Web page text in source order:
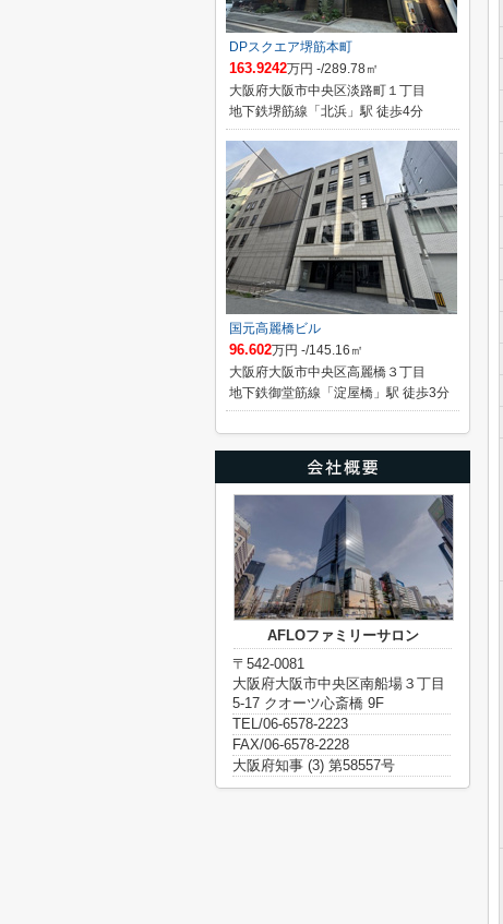
DPスクエア堺筋本町
163.9242万円 -/289.78㎡
大阪府大阪市中央区淡路町１丁目
地下鉄堺筋線「北浜」駅 徒歩4分
国元高麗橋ビル
96.602万円 -/145.16㎡
大阪府大阪市中央区高麗橋３丁目
地下鉄御堂筋線「淀屋橋」駅 徒歩3分
AFLOファミリーサロン
〒542-0081
大阪府大阪市中央区南船場３丁目
5-17 クオーツ心斎橋 9F
TEL/06-6578-2223
FAX/06-6578-2228
大阪府知事 (3) 第58557号